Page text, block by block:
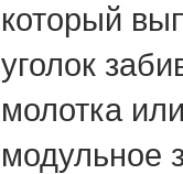
который
уголок
молотка
модульное